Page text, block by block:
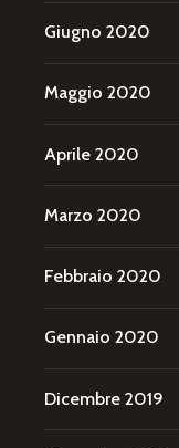
Giugno 2020
Maggio 2020
Aprile 2020
Marzo 2020
Febbraio 2020
Gennaio 2020
Dicembre 2019